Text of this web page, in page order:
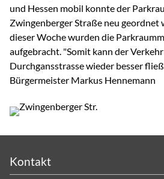
und Hessen mobil konnte der
Zwingenberger Straße neu geordnet
dieser Woche wurden die
aufgebracht. "Somit kann der
Durchgansstrasse wieder besser
Bürgermeister Markus Hennemann
Kontakt